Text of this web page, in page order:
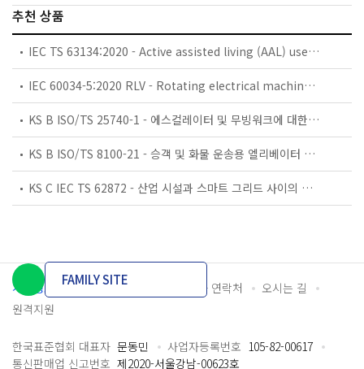
추천 상품
IEC TS 63134:2020 - Active assisted living (AAL) use cases
IEC 60034-5:2020 RLV - Rotating electrical machines - Part 5: Degrees of protection provided by the integral design of rotating electrical machines (IP code) - Classification
KS B ISO/TS 25740-1 - 에스컬레이터 및 무빙워크에 대한 안전요건 — 제1부: 세계공통 필수 안전요건(GESRs)
KS B ISO/TS 8100-21 - 승객 및 화물 운송용 엘리베이터 —제21부: 세계공통 필수안전요건(GESRs)을 충족하는 세계공통 안전 파라미터(GSPs)
KS C IEC TS 62872 - 산업 시설과 스마트 그리드 사이의 산업 공정 측정, 제어 및 자동화 시스템 인터페이스
개인정보처리방침 이용약관 담당자 연락처
오시는 길
원격지원
FAMILY SITE
한국표준협회 대표자 문동민 사업자등록번호 105-82-00617
통신판매업 신고번호 제2020-서울강남-00623호